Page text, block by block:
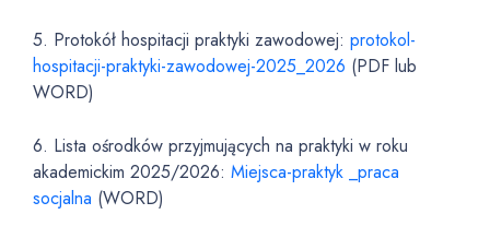
5. Protokół hospitacji praktyki zawodowej: protokol-
hospitacji-praktyki-zawodowej-2025_2026 (PDF lub
WORD)
6. Lista ośrodków przyjmujących na praktyki w roku
akademickim 2025/2026: Miejsca-praktyk _praca
socjalna (WORD)